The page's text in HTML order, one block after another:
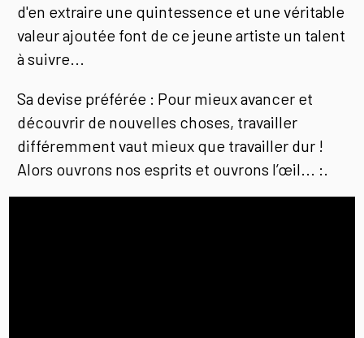
d'en extraire une quintessence et une véritable
valeur ajoutée font de ce jeune artiste un talent
à suivre...
Sa devise préférée : Pour mieux avancer et
découvrir de nouvelles choses, travailler
différemment vaut mieux que travailler dur !
Alors ouvrons nos esprits et ouvrons l’œil... :.